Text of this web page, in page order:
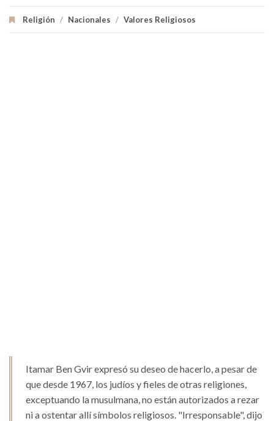
Religión / Nacionales / Valores Religiosos
Itamar Ben Gvir expresó su deseo de hacerlo, a pesar de
que desde 1967, los judíos y fieles de otras religiones,
exceptuando la musulmana, no están autorizados a rezar
ni a ostentar allí símbolos religiosos. "Irresponsable", dijo